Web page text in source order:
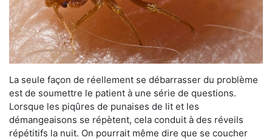
La seule façon de réellement se débarrasser du problème
est de soumettre le patient à une série de questions.
Lorsque les piqûres de punaises de lit et les
démangeaisons se répètent, cela conduit à des réveils
répétitifs la nuit. On pourrait même dire que se coucher